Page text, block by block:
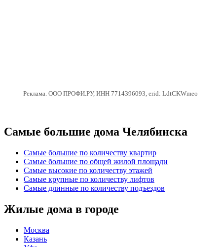
Реклама. ООО ПРОФИ.РУ, ИНН 7714396093, erid: LdtCKWmeo
Самые большие дома Челябинска
Самые большие по количеству квартир
Самые большие по общей жилой площади
Самые высокие по количеству этажей
Самые крупные по количеству лифтов
Самые длинные по количеству подъездов
Жилые дома в городе
Москва
Казань